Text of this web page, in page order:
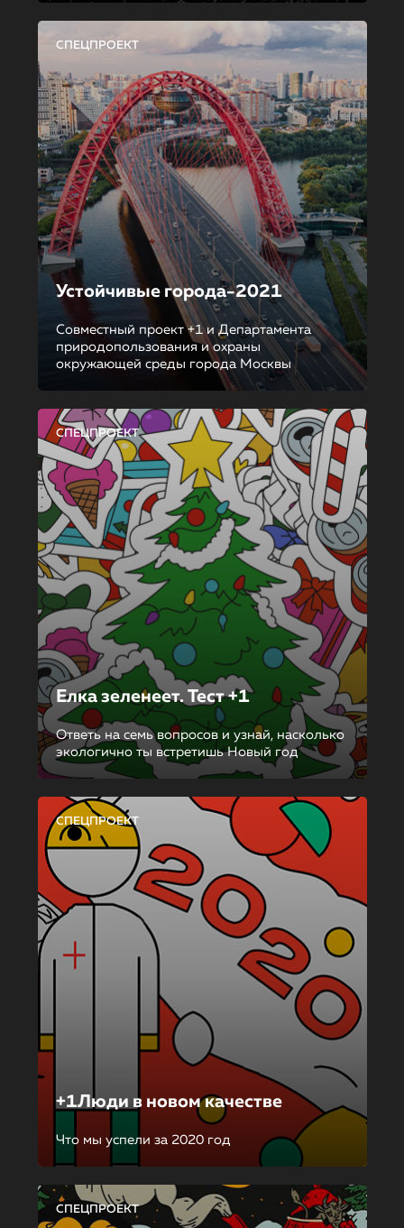
СПЕЦПРОЕКТ
Устойчивые города-2021
Совместный проект +1 и Департамента
природопользования и охраны
окружающей среды города Москвы
СПЕЦПРОЕКТ
Елка зеленеет. Тест +1
Ответь на семь вопросов и узнай, насколько
экологично ты встретишь Новый год
СПЕЦПРОЕКТ
+1Люди в новом качестве
Что мы успели за 2020 год
СПЕЦПРОЕКТ